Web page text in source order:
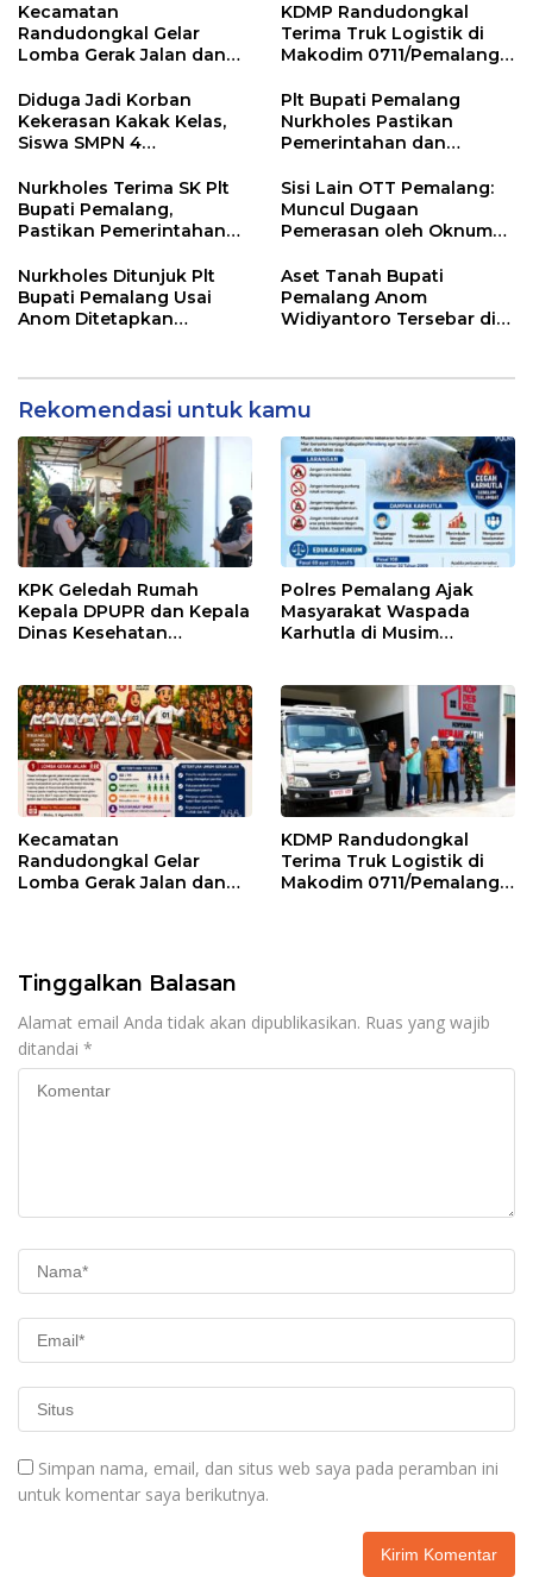
Kecamatan
Randudongkal Gelar
Lomba Gerak Jalan dan
HUT RI ke-81
KDMP Randudongkal
Terima Truk Logistik di
Makodim 0711/Pemalang
Desa
Diduga Jadi Korban
Kekerasan Kakak Kelas,
Siswa SMPN 4
Dunia
Plt Bupati Pemalang
Nurkholes Pastikan
Pemerintahan dan
Berjalan
Nurkholes Terima SK Plt
Bupati Pemalang,
Pastikan Pemerintahan
Sisi Lain OTT Pemalang:
Muncul Dugaan
Pemerasan oleh Oknum
Nurkholes Ditunjuk Plt
Bupati Pemalang Usai
Anom Ditetapkan
Aset Tanah Bupati
Pemalang Anom
Widiyantoro Tersebar di
Rekomendasi untuk kamu
KPK Geledah Rumah
Kepala DPUPR dan Kepala
Dinas Kesehatan
Polres Pemalang Ajak
Masyarakat Waspada
Karhutla di Musim
Kecamatan
Randudongkal Gelar
Lomba Gerak Jalan dan
KDMP Randudongkal
Terima Truk Logistik di
Makodim 0711/Pemalang
Tinggalkan Balasan
Alamat email Anda tidak akan dipublikasikan. Ruas yang wajib
ditandai *
Simpan nama, email, dan situs web saya pada peramban ini
untuk komentar saya berikutnya.